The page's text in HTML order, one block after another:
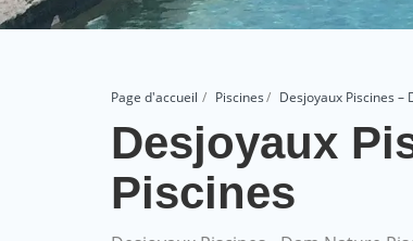
Page d'accueil Piscines Desjoyaux Piscines –
Desjoyaux
Piscines